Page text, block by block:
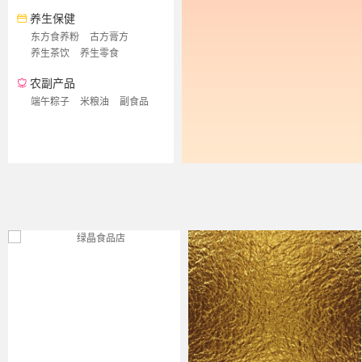
养生保健
东方食养粉
古方膏方
养生茶饮
养生零食
农副产品
端午粽子 米粮油 副食品